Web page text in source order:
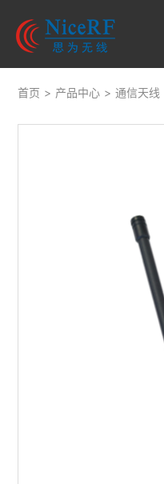
首页 > 产品中心 > 通信天线